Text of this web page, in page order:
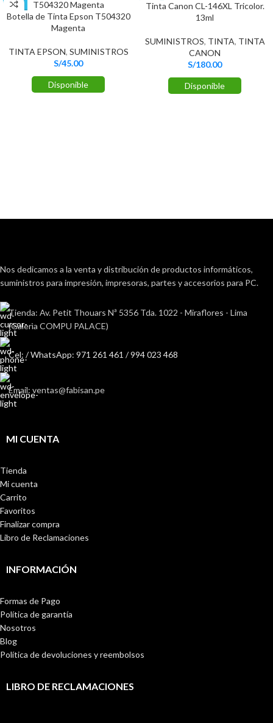
Botella de Tinta Epson T504320
Magenta
TINTA EPSON, SUMINISTROS
S/45.00
Disponible
Tinta Canon CL-146XL Tricolor.
13ml
SUMINISTROS, TINTA, TINTA
CANON
S/180.00
Disponible
Nos dedicamos a la venta y distribución de productos informáticos,
suministros para impresión, impresoras, partes y accesorios para PC.
Tienda: Av. Petit Thouars Nª 5356 Tda. 1022 - Miraflores - Lima
(Galerìa COMPU PALACE)
Cel: / WhatsApp: 971 261 461 / 994 023 468
Email: ventas@fabisan.pe
MI CUENTA
Tienda
Mi cuenta
Carrito
Favoritos
Finalizar compra
Libro de Reclamaciones
INFORMACIÓN
Formas de Pago
Política de garantía
Nosotros
Blog
Política de devoluciones y reembolsos
LIBRO DE RECLAMACIONES